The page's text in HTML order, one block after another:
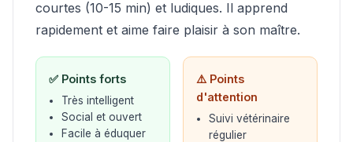
courtes (10-15 min) et ludiques. Il apprend
rapidement et aime faire plaisir à son maître.
✅ Points forts
Très intelligent
Social et ouvert
Facile à éduquer
⚠️ Points
d'attention
Suivi vétérinaire
régulier